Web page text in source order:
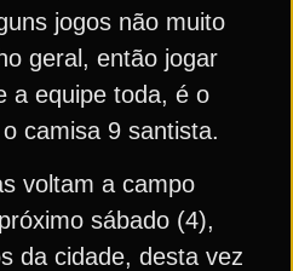
jogos não muito
geral, então jogar
a equipe toda, é o
camisa 9 santista.
voltam a campo
sábado (4),
da cidade, desta vez